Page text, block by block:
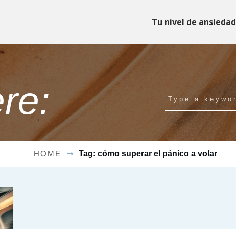
Tu nivel de ansiedad
HOME Tag: cómo superar el pánico a volar